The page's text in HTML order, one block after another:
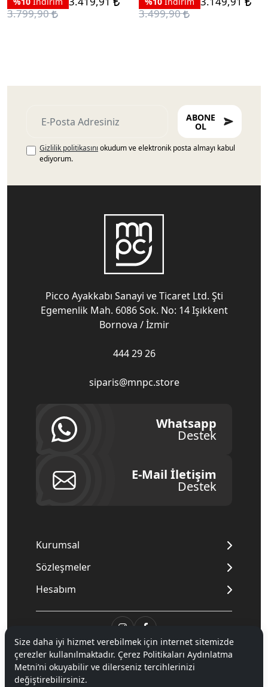
3.799,90
3.499,90
ABONE
OL
Gizlilik politikasını okudum ve elektronik posta almayı kabul
ediyorum.
Picco Ayakkabı Sanayi ve Ticaret Ltd. Şti
Egemenlik Mah. 6086 Sok. No: 14 Işıkkent
Bornova / İzmir
444 29 26
siparis@mnpc.store
Whatsapp
Destek
E-Mail İletişim
Destek
Kurumsal
Sözleşmeler
Hesabım
© 2020Mnpc. Tüm hakları saklıdır.
Size daha iyi hizmet verebilmek için internet sitemizde
çerezler kullanılmaktadır. Çerez Politikaları Aydınlatma
Metni’ni okuyabilir ve dilerseniz tercihlerinizi
değiştirebilirsiniz.